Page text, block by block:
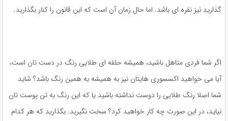
گذارید نیز نقره ای باشد. اما حال زمان آن است که این قانون را کنار بگذارید.
اگر شما فردی متاهل باشید، همیشه حلقه ای طلایی رنگ در دست تان است،
آیا می خواهید اکسسوری هایتان نیز به همیشه به همین رنگ باشد؟ شاید
شما اصلا رنگ طلایی را دوست نداشته باشید یا که این رنگ به تن پوست تان
نیاید، در این صورت چه کار خواهید کرد؟ سخت نگیرید. بگذارید که هر کدام